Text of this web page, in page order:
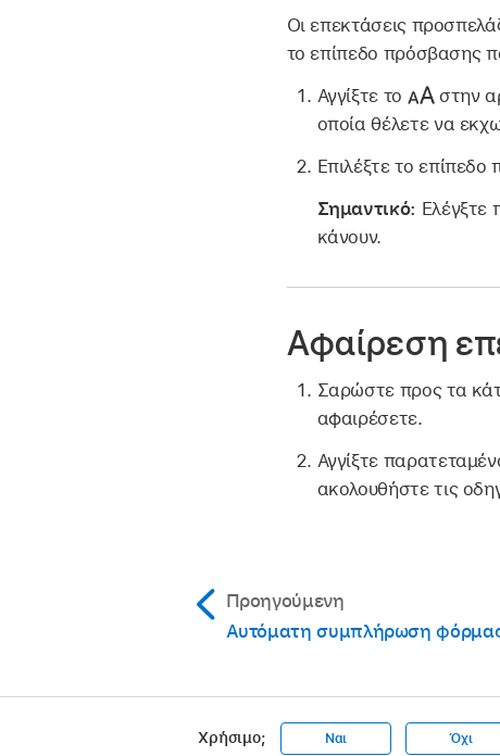
Οι επεκτάσεις
το επίπεδο πρόσβασης
Αγγίξτε το
στην
οποία θέλετε να
Επιλέξτε το
Σημαντικό: Ελέγξτε
κάνουν.
Αφαίρεση
Σαρώστε προς τα
αφαιρέσετε.
Αγγίξτε
ακολουθήστε τις
Προηγούμενη
Αυτόματη συμπλήρωση
Χρήσιμο; Ναι Όχι